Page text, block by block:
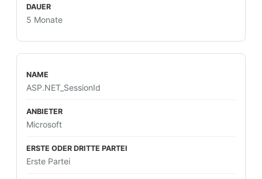
5 Monate
ASP.NET_SessionId
Microsoft
Erste Partei